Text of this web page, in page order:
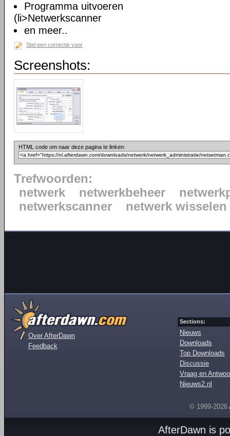
Programma uitvoeren
(li>Netwerkscanner
en meer..
Stel een correctie voor
Screenshots:
HTML code om naar deze pagina te linken:
Trefwoorden:
netwerk
netwerkbeheer
netwerkscanner
netwerk wisselen
Over AfterDawn
Feedback
Sections:
Nieuws
Downloads
Top Downloads
Discussie
Vraag en
Nieuws2.nl
© 1999-2026
AfterDawn is